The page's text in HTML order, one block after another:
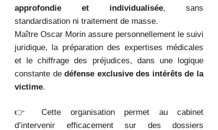
approfondie et individualisée, sans
standardisation ni traitement de masse.
Maître Oscar Morin assure personnellement le suivi
juridique, la préparation des expertises médicales
et le chiffrage des préjudices, dans une logique
constante dedéfense exclusive des intérêts de la
victime.
👉 Cette organisation permet au cabinet
d’intervenir efficacement sur des dossiers